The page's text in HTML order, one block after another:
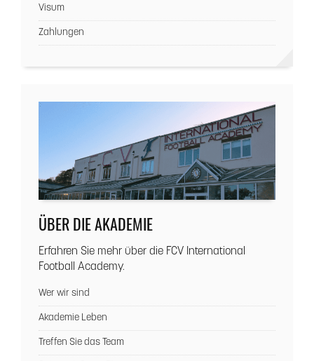
Visum
Zahlungen
ÜBER DIE AKADEMIE
Erfahren Sie mehr über die FCV International
Football Academy.
Wer wir sind
Akademie Leben
Treffen Sie das Team